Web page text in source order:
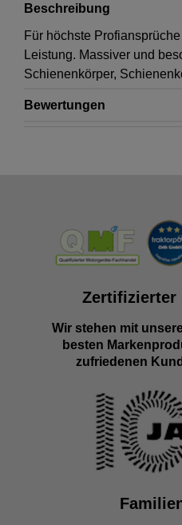
Beschreibung
Für höchste
Leistung. Massiver und
Schienenkörper,
Bewertungen
Zertifizierter
Wir stehen mit
besten
zufriedenen